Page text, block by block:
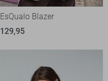
EsQualo Blazer
129,95